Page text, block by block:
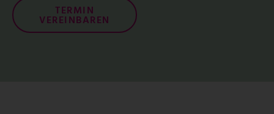
TERMIN
VEREINBAREN